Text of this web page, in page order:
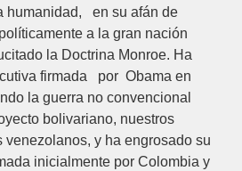
humanidad, en su afán de
a la gran nación
la Doctrina Monroe. Ha
firmada por Obama en
la guerra no convencional
bolivariano, nuestros
venezolanos, y ha engrosado su
inicialmente por Colombia y